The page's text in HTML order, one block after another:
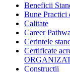
Beneficii
Bune Practici
Calitate
Career
Cerintele
Certificate
Constructii